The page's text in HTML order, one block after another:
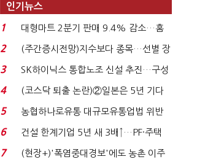
인기뉴스
1
대형마트 2분기 판매 9.4% 감소…홈
플러스 사태 여파...
2
(주간증시전망)지수보다 종목…선별 장
세 이어진다...
3
SK하이닉스 통합노조 신설 추진…구성
원 간 성과급 불...
4
(코스닥 퇴출 논란)②일본은 5년 기다
려주는데 우리는 ...
5
농협하나로유통 대규모유통업법 위반
적발…공정위, 과...
6
건설 한계기업 5년 새 3배↑…PF·주택
침체에 재무 ...
7
(현장+)'폭염중대경보'에도 농촌 이주